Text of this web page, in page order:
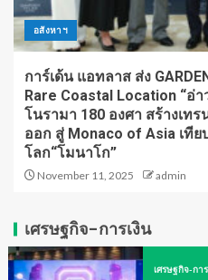
อสังหาฯ
การ์เด้น แอทลาส ส่ง
Rare Coastal Location “อ่
โนรามา 180 องศา สร้างเท
ออก สู่ Monaco of Asia เทีย
โลก“โมนาโก”
November 11, 2025 admin
เศรษฐกิจ-การเงิน
เศรษฐกิจ-กา